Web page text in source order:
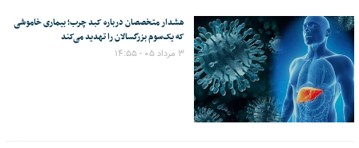
هشدار متخصصان درباره کبد چرب؛ بیماری خاموشی
که یک‌سوم بزرگسالان را تهدید می‌کند
۳ مرداد ۰۵ - ۱۴:۵۵